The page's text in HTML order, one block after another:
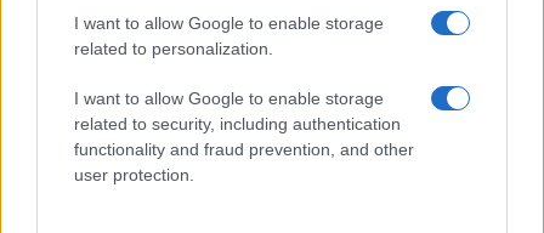
I want to allow Google to enable storage
related to personalization.
I want to allow Google to enable storage
related to security, including authentication
functionality and fraud prevention, and other
user protection.